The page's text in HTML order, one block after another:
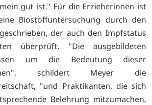
gut ist." Für die Erzieherinnen ist
Biostoffuntersuchung durch den
der auch den Impfstatus
überprüft. "Die ausgebildeten
um die Bedeutung dieser
schildert Meyer die
"und Praktikanten, die sich
Belehrung mitzumachen,